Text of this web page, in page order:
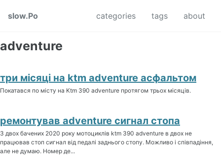
slow.Po
categories tags about
adventure
три місяці на ktm adventure асфальтом
Покатався по місту на Ktm 390 adventure протягом трьох місяців.
ремонтував adventure сигнал стопа
З двох бачених 2020 року мотоциклів ktm 390 adventure в двох не
працював стоп сигнал від педалі заднього стопу. Можливо і співпадіння,
але не думаю. Номер де...